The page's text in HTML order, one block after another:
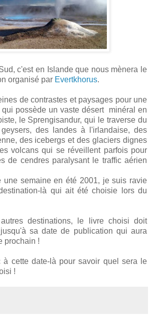
c'est en Islande que nous mènera le
organisé par Evertkhorus.
de contrastes et paysages pour une
possède un vaste désert minéral en
le Sprengisandur, qui le traverse du
des landes à l'irlandaise, des
des icebergs et des glaciers dignes
volcans qui se réveillent parfois pour
de cendres paralysant le traffic aérien
une semaine en été 2001, je suis ravie
là qui ait été choisie lors du
destinations, le livre choisi doit
sa date de publication qui aura
prochain !
à cette date-là pour savoir quel sera le
!